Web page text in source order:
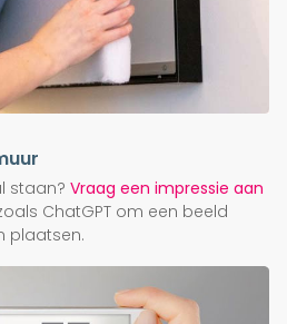
staan? Vraag een impressie aan
ChatGPT om een beeld
plaatsen.